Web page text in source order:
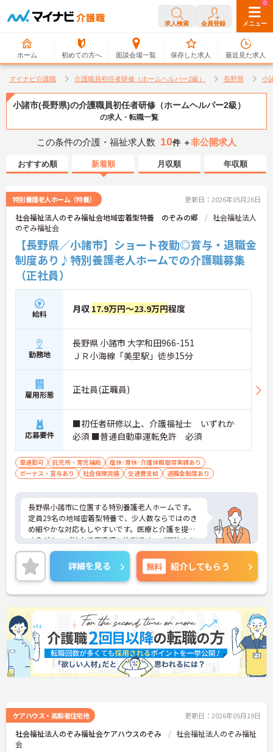
求人検索 会員登録 メニュー
ホーム 初めての方へ 面談会場一覧
0
保存した求人
0
最近見た求人
マイナビ介護職 介護職員初任者研修（ホームヘルパー2級） 長野県 小
小諸市(長野県)の介護職員初任者研修（ホームヘルパー2級）
の求人・転職一覧
この条件の介護・福祉求人数 10件 ＋非公開求人
おすすめ順 新着順 月収順 年収順
特別養護老人ホーム（特養） 更新日：2026年05月26日
社会福祉法人のぞみ福祉会地域密着型特養 のぞみの郷
社会福祉法人
のぞみ福祉会
【長野県／小諸市】ショート夜勤◎賞与・退職金
制度あり♪特別養護老人ホームでの介護職募集
（正社員）
給料 月収 17.9万円～23.9万円程度
勤務地
長野県 小諸市 大字和田966-151
ＪＲ小海線「美里駅」徒歩15分
雇用形態 正社員(正職員)
応募要件
■初任者研修以上、介護福祉士 いずれか
必須 ■普通自動車運転免許 必須
車通勤可 託児所・育児補助
産休･育休･介護休暇取得実績あり
ボーナス・賞与あり
社会保険完備 交通費支給 退職金制度あり
長野県小諸市に位置する特別養護老人ホームです。
定員29名の地域密着型特養で、少人数ならではのき
め細やかな対応もしやすいです。医療と介護を提供
するグループ法人で安定感も抜群です。ご興味のあ
る方には、面接対策ポイントなど、さらに詳細をお
話しいたしますのでお気軽にご相談ください！
詳細を見る 無料 紹介してもらう
ケアハウス・高齢者住宅他 更新日：2026年05月19日
社会福祉法人のぞみ福祉会ケアハウスのぞみ
社会福祉法人のぞみ福祉
会